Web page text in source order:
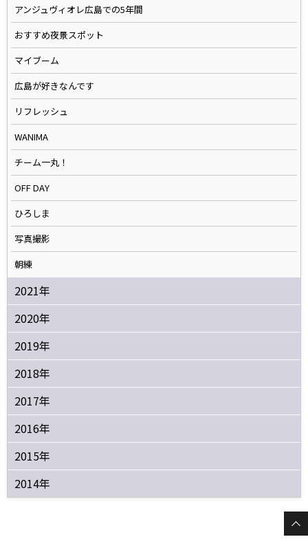
アンジュヴィオレ広島での5年間
おすすめ夜景スポット
マイブーム
広島が好きなんです
リフレッシュ
WANIMA
チーム一丸！
OFF DAY
ひろしま
写真撮影
朝練
2021年
2020年
2019年
2018年
2017年
2016年
2015年
2014年